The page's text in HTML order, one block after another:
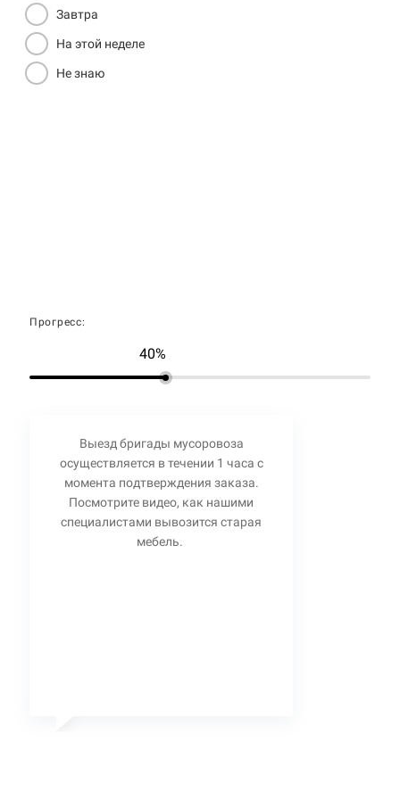
Завтра
На этой неделе
Не знаю
Прогресс:
40%
Выезд бригады мусоровоза
осуществляется в течении 1 часа с
момента подтверждения заказа.
Посмотрите видео, как нашими
специалистами вывозится старая
мебель.